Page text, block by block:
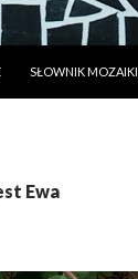
SŁOWNIK MOZAIKI
Ewa